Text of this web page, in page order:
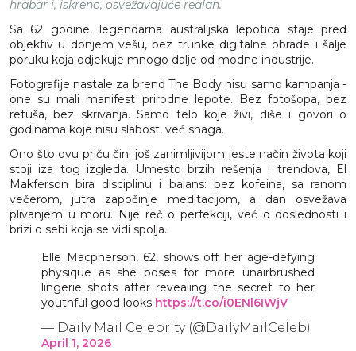
hrabar i, iskreno, osvežavajuće realan.
Sa 62 godine, legendarna australijska lepotica staje pred
objektiv u donjem vešu, bez trunke digitalne obrade i šalje
poruku koja odjekuje mnogo dalje od modne industrije.
Fotografije nastale za brend The Body nisu samo kampanja -
one su mali manifest prirodne lepote. Bez fotošopa, bez
retuša, bez skrivanja. Samo telo koje živi, diše i govori o
godinama koje nisu slabost, već snaga.
Ono što ovu priču čini još zanimljivijom jeste način života koji
stoji iza tog izgleda. Umesto brzih rešenja i trendova, El
Makferson bira disciplinu i balans: bez kofeina, sa ranom
večerom, jutra započinje meditacijom, a dan osvežava
plivanjem u moru. Nije reč o perfekciji, već o doslednosti i
brizi o sebi koja se vidi spolja.
Elle Macpherson, 62, shows off her age-defying
physique as she poses for more unairbrushed
lingerie shots after revealing the secret to her
youthful good looks https://t.co/i0ENl6IWjV
— Daily Mail Celebrity (@DailyMailCeleb)
April 1, 2026